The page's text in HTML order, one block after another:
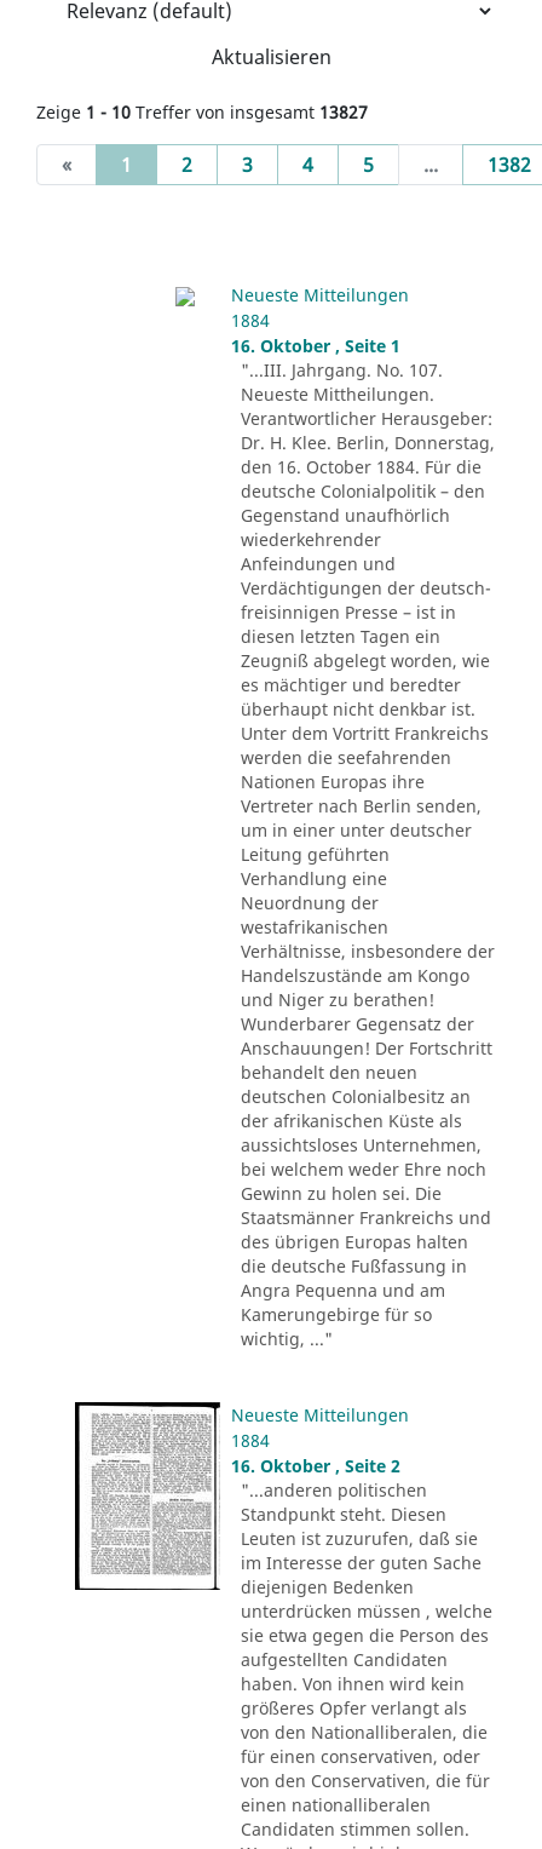
Aktualisieren
Zeige 1 - 10 Treffer von insgesamt 13827
« 1 (current)
2 3 4 5 ... 1382
Neueste Mitteilungen
1884
16. Oktober , Seite 1
"...III. Jahrgang. No. 107.
Neueste Mittheilungen.
Verantwortlicher Herausgeber:
Dr. H. Klee. Berlin, Donnerstag,
den 16. October 1884. Für die
deutsche Colonialpolitik – den
Gegenstand unaufhörlich
wiederkehrender
Anfeindungen und
Verdächtigungen der deutsch-
freisinnigen Presse – ist in
diesen letzten Tagen ein
Zeugniß abgelegt worden, wie
es mächtiger und beredter
überhaupt nicht denkbar ist.
Unter dem Vortritt Frankreichs
werden die seefahrenden
Nationen Europas ihre
Vertreter nach Berlin senden,
um in einer unter deutscher
Leitung geführten
Verhandlung eine
Neuordnung der
westafrikanischen
Verhältnisse, insbesondere der
Handelszustände am Kongo
und Niger zu berathen!
Wunderbarer Gegensatz der
Anschauungen! Der Fortschritt
behandelt den neuen
deutschen Colonialbesitz an
der afrikanischen Küste als
aussichtsloses Unternehmen,
bei welchem weder Ehre noch
Gewinn zu holen sei. Die
Staatsmänner Frankreichs und
des übrigen Europas halten
die deutsche Fußfassung in
Angra Pequenna und am
Kamerungebirge für so
wichtig, ..."
Neueste Mitteilungen
1884
16. Oktober , Seite 2
"...anderen politischen
Standpunkt steht. Diesen
Leuten ist zuzurufen, daß sie
im Interesse der guten Sache
diejenigen Bedenken
unterdrücken müssen , welche
sie etwa gegen die Person des
aufgestellten Candidaten
haben. Von ihnen wird kein
größeres Opfer verlangt als
von den Nationalliberalen, die
für einen conservativen, oder
von den Conservativen, die für
einen nationalliberalen
Candidaten stimmen sollen.